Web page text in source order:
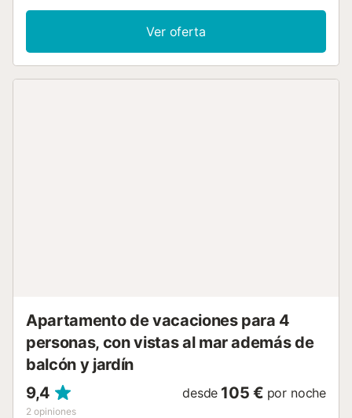
ventilador para asegurar una estancia agradable. Salid al
exterior y disfrutad de vuestra terraza privada cubierta,
balcón y terraza descubierta, donde podréis contemplar
hermosas vistas al mar y a las montañas. La ubicación
Ver oferta
Apartamento de vacaciones para 4
personas, con vistas al mar además de
balcón y jardín
9,4
2 opiniones
desde 105 € por noche